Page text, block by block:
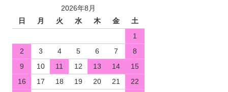
2026年8月
日
月 火 水 木 金
土
1
2
3 4 5 6 7
8
9
10 11 12 13 14
15
16
17 18 19 20 21
22